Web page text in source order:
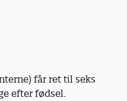
får ret til seks
efter fødsel.